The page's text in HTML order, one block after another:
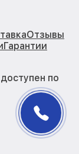
Отзывы
Гарантии
по